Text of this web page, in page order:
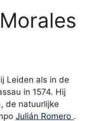
Leiden als in de
in 1574. Hij
de natuurlijke
Julián Romero .